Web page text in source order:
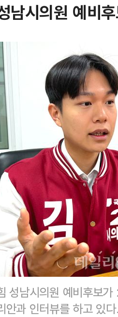
남시의원 예비
성남시의원 예비후보
안과 인터뷰를 하고 있